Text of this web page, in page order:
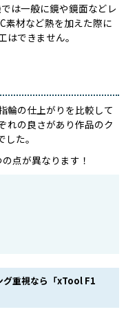
は一般に鏡や鏡面などレ
素材など熱を加えた際に
できません。
輪の仕上がりを比較して
れの良さがあり作品のク
た。
点が異なります！
グ重視なら「xTool F1